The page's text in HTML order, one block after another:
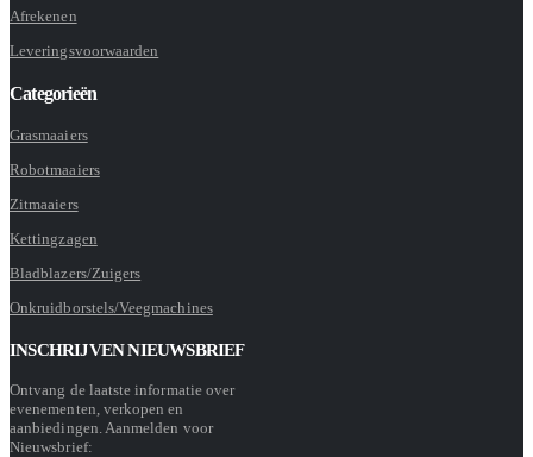
Afrekenen
Leveringsvoorwaarden
Categorieën
Grasmaaiers
Robotmaaiers
Zitmaaiers
Kettingzagen
Bladblazers/Zuigers
Onkruidborstels/Veegmachines
INSCHRIJVEN NIEUWSBRIEF
Ontvang de laatste informatie over
evenementen, verkopen en
aanbiedingen. Aanmelden voor
Nieuwsbrief: